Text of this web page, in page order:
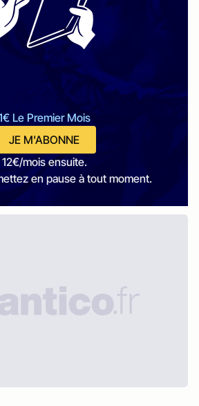
Le Premier Mois
JE M'ABONNE
12€/mois ensuite.
en pause à tout moment.